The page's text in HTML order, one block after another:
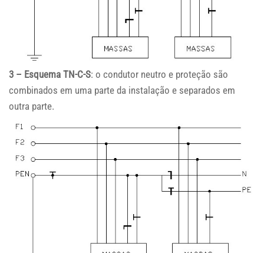
3 – Esquema TN-C-S: o condutor neutro e proteção são
combinados em uma parte da instalação e separados em
outra parte.